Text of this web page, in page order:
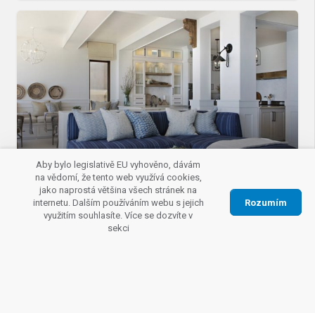
Středomořský styl bydlení –
doma jako na dovolené
Aby bylo legislativě EU vyhověno, dávám
na vědomí, že tento web využívá cookies,
jako naprostá většina všech stránek na
internetu. Dalším používáním webu s jejich
využitím souhlasíte. Více se dozvíte v
sekci
Rozumím